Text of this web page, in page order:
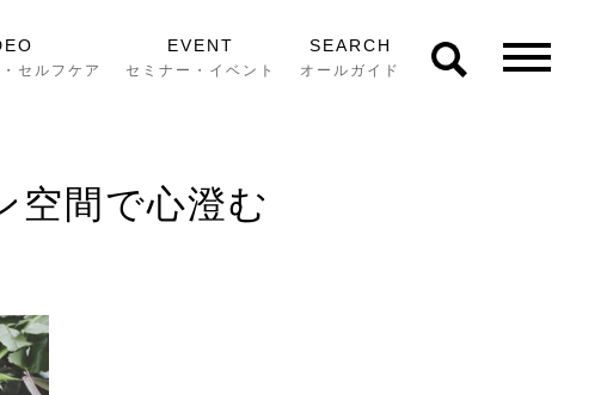
セルフケア
EVENT
セミナー・イベント
SEARCH
オールガイド
間で心澄む